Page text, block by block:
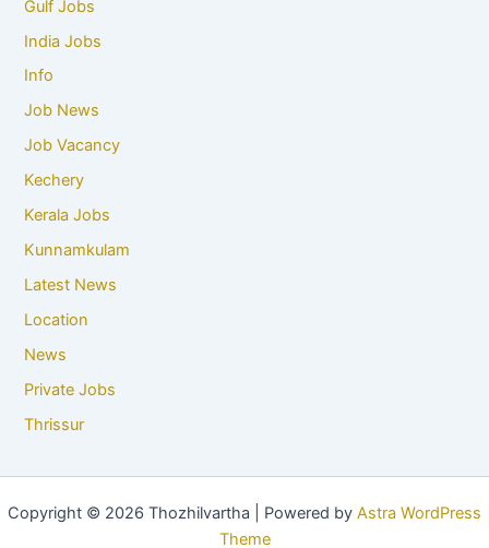
Gulf Jobs
India Jobs
Info
Job News
Job Vacancy
Kechery
Kerala Jobs
Kunnamkulam
Latest News
Location
News
Private Jobs
Thrissur
Copyright © 2026 Thozhilvartha | Powered by Astra WordPress
Theme